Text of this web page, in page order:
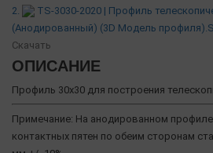
2.
TS-3030-2020 | Профиль
(Анодированный) (3D Модель
Скачать
ОПИСАНИЕ
Профиль 30х30 для построения
Примечание: На анодированном профиле
контактных пятен по обеим сторонам